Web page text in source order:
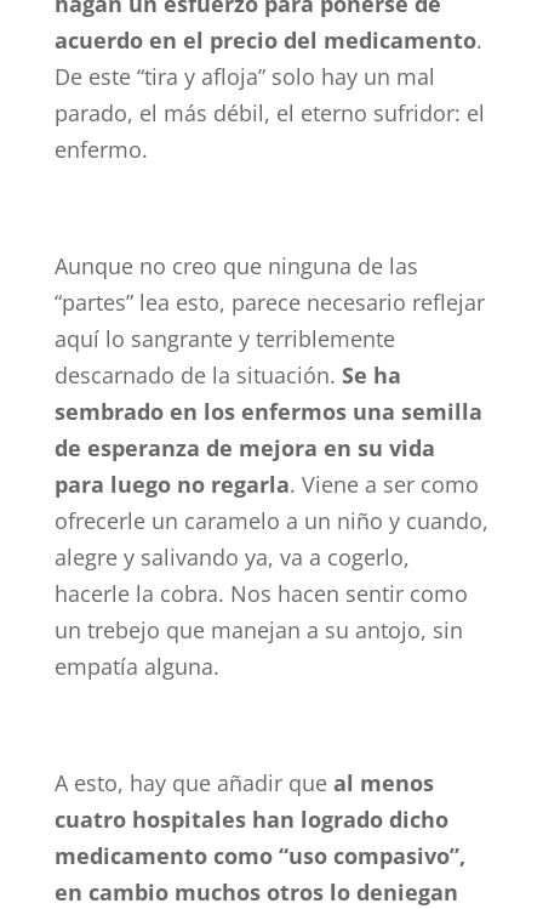
acuerdo en el precio del medicamento.
De este “tira y afloja” solo hay un mal
parado, el más débil, el eterno sufridor: el
enfermo.
Aunque no creo que ninguna de las
“partes” lea esto, parece necesario reflejar
aquí lo sangrante y terriblemente
descarnado de la situación. Se ha
sembrado en los enfermos una semilla
de esperanza de mejora en su vida
para luego no regarla. Viene a ser como
ofrecerle un caramelo a un niño y cuando,
alegre y salivando ya, va a cogerlo,
hacerle la cobra. Nos hacen sentir como
un trebejo que manejan a su antojo, sin
empatía alguna.
A esto, hay que añadir que al menos
cuatro hospitales han logrado dicho
medicamento como “uso compasivo”,
en cambio muchos otros lo deniegan